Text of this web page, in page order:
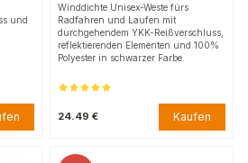
und
Winddichte Unisex-Weste fürs
Radfahren und Laufen mit
durchgehendem YKK-Reißverschluss,
reflektierenden Elementen und 100%
Polyester in schwarzer Farbe.
24.49 € Kaufen